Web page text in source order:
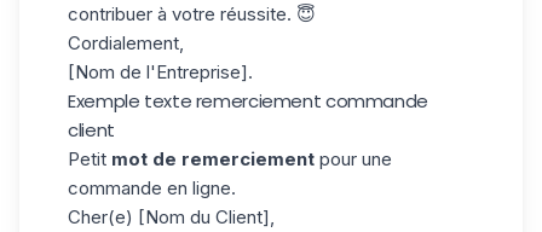
contribuer à votre réussite. 😇
Cordialement,
[Nom de l'Entreprise].
Exemple texte remerciement commande
client
Petit mot de remerciement pour une
commande en ligne.
Cher(e) [Nom du Client],